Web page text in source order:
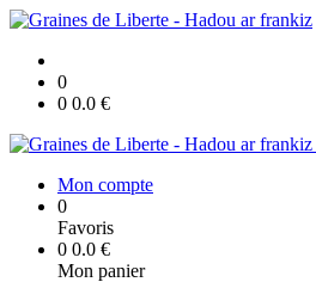
0
0 0.0 €
Mon compte
0
Favoris
0 0.0 €
Mon panier